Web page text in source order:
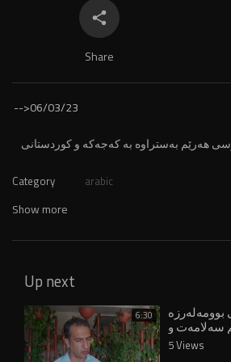
Share
-->06/03/23
هەرێم بەستراوە بە کەجەکە و کوردستانی
Category arabic
Show more
Up next
6:30 سەلامەت و
دڵخۆشکەرە
5 Views